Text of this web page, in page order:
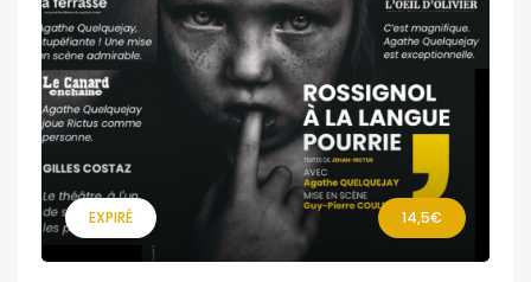
EXPIRÉ 14,5€